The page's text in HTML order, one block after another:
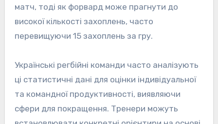
матч, тоді як форвард може прагнути до
високої кількості захоплень, часто
перевищуючи 15 захоплень за гру.
Українські регбійні команди часто аналізують
ці статистичні дані для оцінки індивідуальної
та командної продуктивності, виявляючи
сфери для покращення. Тренери можуть